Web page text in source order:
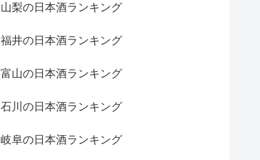
山梨の日本酒ランキング
福井の日本酒ランキング
富山の日本酒ランキング
石川の日本酒ランキング
岐阜の日本酒ランキング